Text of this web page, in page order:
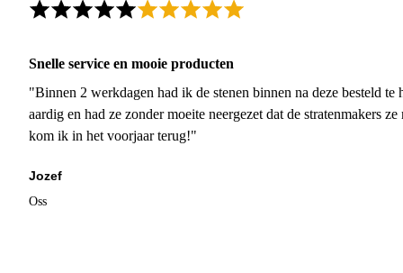
Snelle service en mooie producten
"Binnen 2 werkdagen had ik de stenen binnen na deze besteld
aardig en had ze zonder moeite neergezet dat de stratenmakers
kom ik in het voorjaar terug!"
Jozef
Oss